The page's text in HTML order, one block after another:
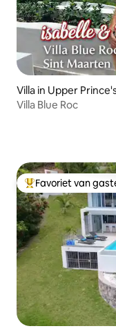
Villa in Upper
Villa Blue Roc
Topfavoriet van
Favoriet van